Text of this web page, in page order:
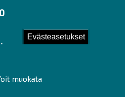
Evästeasetukset
muokata